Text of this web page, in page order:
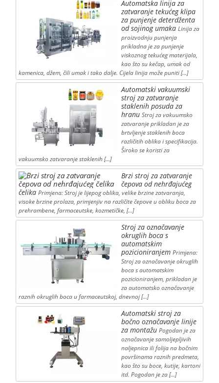
Automatska linija za
zatvaranje tekućeg klipa
za punjenje deterdženta
od sojinog umaka Linija za
proizvodnju punjenja
prikladna je za punjenje
viskoznog tekućeg materijala,
kao što su kečap, umak od
kamenica, džem, čili umak i tako dalje. Cijela linija može puniti […]
Automatski vakuumski
stroj za zatvaranje
staklenih posuda za
hranu Stroj za vakuumsko
zatvaranje prikladan je za
brtvljenje staklenih boca
različitih oblika i specifikacija.
Široko se koristi za
vakuumsko zatvaranje staklenih […]
Brzi stroj za zatvaranje
čepova od nehrđajućeg
čelika Primjena: Stroj je lijepog oblika, velike brzine zatvaranja,
visoke brzine prolaza, primjenjiv na različite čepove u obliku boca za
prehrambene, farmaceutske, kozmetičke, […]
Stroj za označavanje
okruglih boca s
automatskim
pozicioniranjem Primjena:
Stroj za označavanje okruglih
boca s automatskim
pozicioniranjem, prikladan je
za automatsko označavanje
raznih okruglih boca u farmaceutskoj, dnevnoj […]
Automatski stroj za
bočno označavanje linije
za montažu Pogodan je za
označavanje samoljepljivih
naljepnica ili folija na bočnim
površinama raznih predmeta,
kao što su boce, kutije, kartoni
itd. Pogodan je za […]